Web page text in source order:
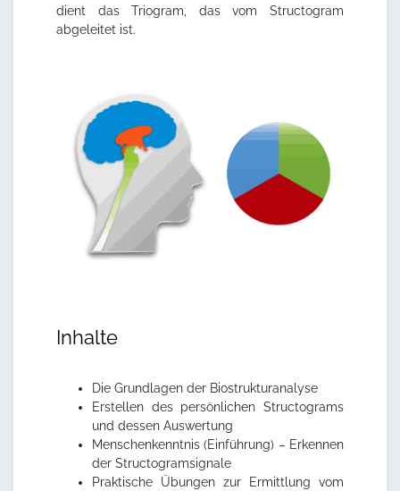
dient das Triogram, das vom Structogram
abgeleitet ist.
Inhalte
Die Grundlagen der Biostrukturanalyse
Erstellen des persönlichen Structograms
und dessen Auswertung
Menschenkenntnis (Einführung) – Erkennen
der Structogramsignale
Praktische Übungen zur Ermittlung vom